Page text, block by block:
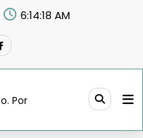
6:14:19 AM
Por